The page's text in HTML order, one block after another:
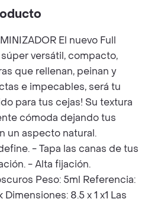
El nuevo Full
versátil, compacto,
que rellenan, peinan y
e impecables, será tu
para tus cejas! Su textura
cómoda dejando tus
un aspecto natural.
- Tapa las canas de tus
- Alta fijación.
Peso: 5ml Referencia:
8.5 x 1 x1 Las